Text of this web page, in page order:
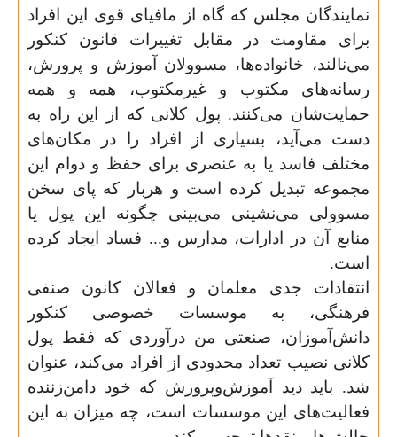
نمایندگان مجلس که گاه از مافیای قوی این افراد
برای مقاومت در مقابل تغییرات قانون کنکور
می‌نالند، خانواده‌ها، مسوولان آموزش و پرورش،
رسانه‌های مکتوب و غیر‌مکتوب، همه و همه
حمایت‌شان می‌کنند. پول کلانی که از این راه به
دست می‌آید، بسیاری از افراد را در مکان‌های
مختلف فاسد یا به عنصری برای حفظ و دوام این
مجموعه تبدیل کرده است و هربار که پای سخن
مسوولی می‌نشینی می‌بینی چگونه این پول یا
منابع آن در ادارات، مدارس و... فساد ایجاد کرده
است.
انتقادات جدی معلمان و فعالان کانون صنفی
فرهنگی، به موسسات خصوصی کنکور
دانش‌آموزان، صنعتی من درآوردی که فقط پول
کلانی نصیب تعداد محدودی از افراد می‌کند، عنوان
شد. باید دید آموزش‌و‌پرورش که خود دامن‌زننده
فعالیت‌های این موسسات است، چه میزان به این